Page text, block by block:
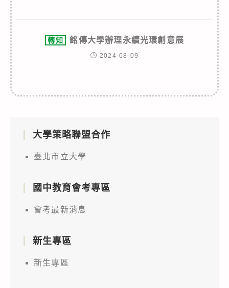
轉知 銘傳大學辦理永續光環創意展
2024-08-09
大學策略聯盟合作
臺北市立大學
國中教育會考專區
會考最新消息
新生專區
新生專區